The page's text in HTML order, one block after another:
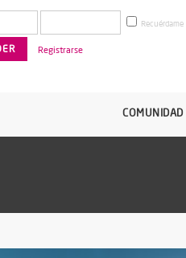
Recuérdame
Registrarse